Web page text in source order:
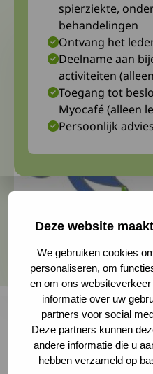
Deze website
We gebruiken cookies
personaliseren, om
en om ons
informatie over uw
partners voor social
Deze partners kunnen
andere informatie die u
hebben verzameld op
Er zijn twee
spierziekte,
behandelingen
Ontvang het
Deelname aan
activiteiten
Toegang tot
Myocafé (alleen
Persoonlijk